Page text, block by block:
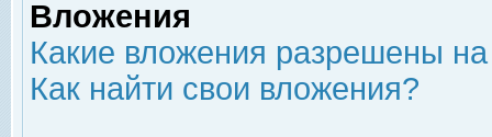
Вложения
Какие вложения разрешены
Как найти свои вложения?